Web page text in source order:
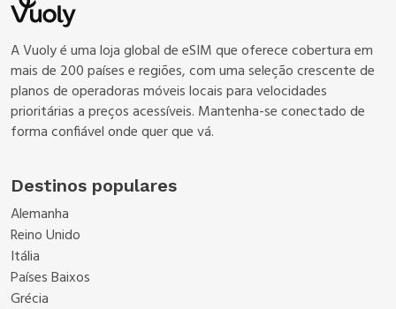
A Vuoly é uma loja global de eSIM que oferece cobertura em
mais de 200 países e regiões, com uma seleção crescente de
planos de operadoras móveis locais para velocidades
prioritárias a preços acessíveis. Mantenha-se conectado de
forma confiável onde quer que vá.
Destinos populares
Alemanha
Reino Unido
Itália
Países Baixos
Grécia